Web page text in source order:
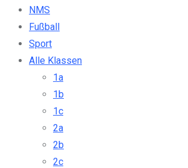
NMS
Fußball
Sport
Alle Klassen
1a
1b
1c
2a
2b
2c